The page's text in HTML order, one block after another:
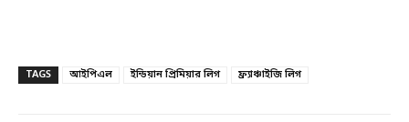
TAGS আইপিএল ইন্ডিয়ান প্রিমিয়ার লিগ ফ্র্যাঞ্চাইজি লিগ